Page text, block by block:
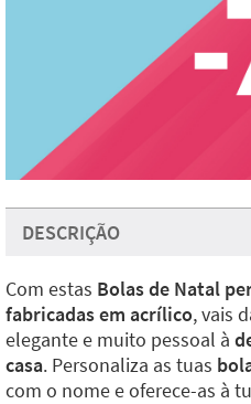
DESCRIÇÃO
Com estas Bolas de Natal
fabricadas em acrílico, vais
elegante e muito pessoal à
casa. Personaliza as tuas
com o nome e oferece-as à